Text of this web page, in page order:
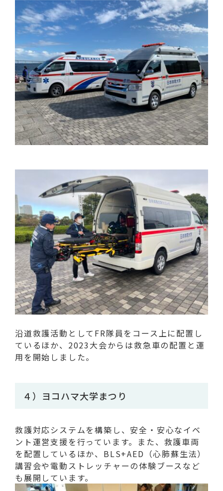
沿道救護活動としてFR隊員をコース上に配置し
ているほか、2023大会からは救急車の配置と運
用を開始しました。
４）ヨコハマ大学まつり
救護対応システムを構築し、安全・安心なイベ
ント運営支援を行っています。また、救護車両
を配置しているほか、BLS+AED（心肺蘇生法）
講習会や電動ストレッチャーの体験ブースなど
も展開しています。